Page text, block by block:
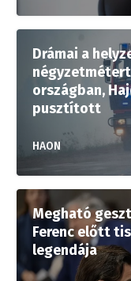
Drámai a
országban,
pusztított
HAON
Megható
Ferenc előtt
legendája